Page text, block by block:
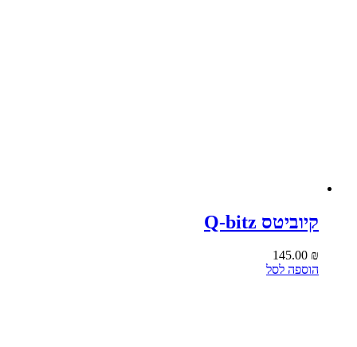
קיוביטס Q-bitz
145.00 ₪
הוספה לסל